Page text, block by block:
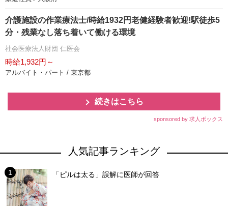
介護施設の作業療法士/時給1932円老健経験者歓迎!駅徒歩5
分・残業なし落ち着いて働ける環境
社会医療法人財団 仁医会
時給1,932円～
アルバイト・パート / 東京都
続きはこちら
sponsored by 求人ボックス
人気記事ランキング
「ピルは太る」誤解に医師が回答